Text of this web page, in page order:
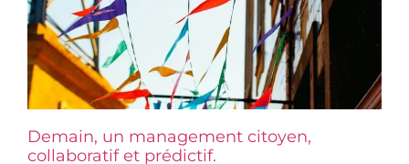
Demain, un management citoyen,
collaboratif et prédictif.